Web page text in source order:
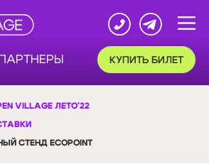
КУПИТЬ БИЛЕТ
VILLAGE ЛЕТО'22
СТЕНД ECOPOINT